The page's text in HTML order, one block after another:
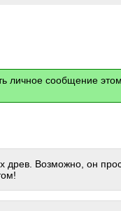
личное сообщение
древ. Возможно, он